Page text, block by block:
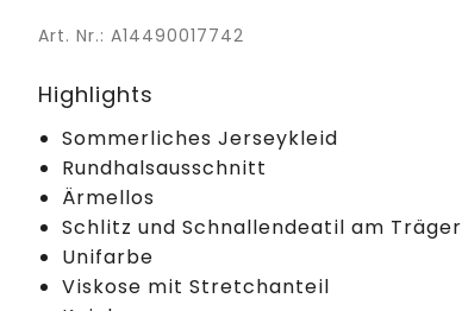
Art. Nr.: A14490017742
Highlights
Sommerliches Jerseykleid
Rundhalsausschnitt
Ärmellos
Schlitz und Schnallendeatil am Träger
Unifarbe
Viskose mit Stretchanteil